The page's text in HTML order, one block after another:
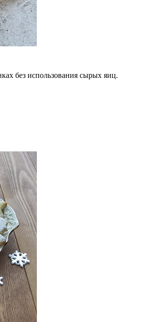
без использования сырых яиц.